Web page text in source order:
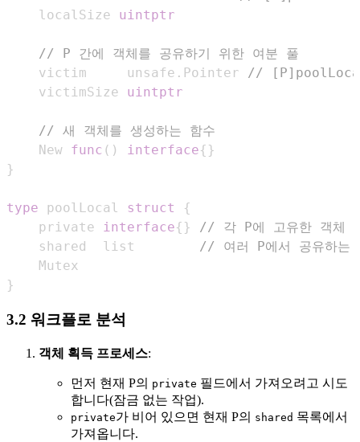
    localSize
uintptr
// P 간에 객체를 공유하기 위한 여분 풀
    victim     unsafe
. Pointer
// [P]poolLocal
    victimSize
uintptr
// 새 객체를 생성하는 함수
    New
func ( ) interface{ }
}
type poolLocal struct
{
    private
interface{ }
// 각 P에 고유한 객체
    shared  list
// 여러 P에서 공유하는
}
3.2 워크플로 분석
객체 획득 프로세스:
먼저 현재 P의 private 필드에서 가져오려고 시도
합니다(잠금 없는 작업).
private가 비어 있으면 현재 P의 shared 목록에서
가져옵니다.